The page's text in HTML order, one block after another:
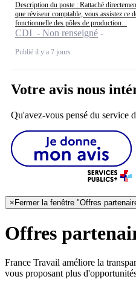
Description du poste : Rattaché
que réviseur comptable, vous assistez ce
fonctionnelle des pôles de production...
CDI - Non renseigné
Publié il y a 7 jours
Votre avis nous
Qu'avez-vous pensé du service
× Fermer la fenêtre "Offres
Offres
France Travail améliore la
vous proposant plus